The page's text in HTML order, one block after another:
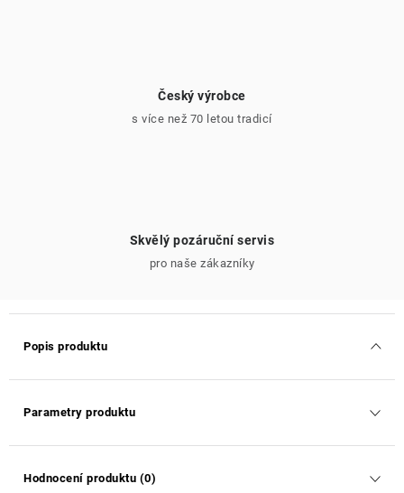
Český výrobce
s více než 70 letou tradicí
Skvělý pozáruční servis
pro naše zákazníky
Popis produktu
Parametry produktu
Hodnocení produktu (0)